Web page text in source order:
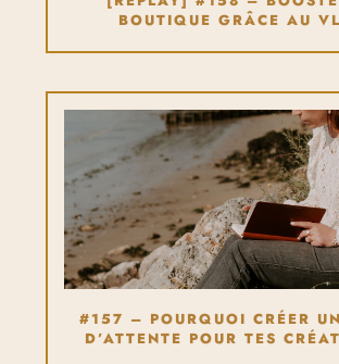
BOUTIQUE GRÂCE AU
#157 – POURQUOI CRÉER
D’ATTENTE POUR TES